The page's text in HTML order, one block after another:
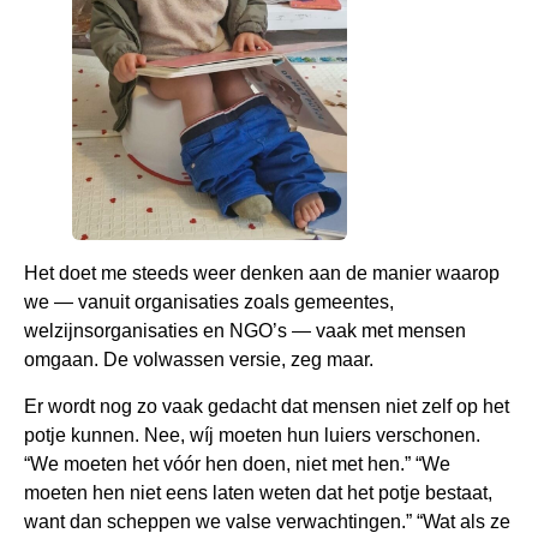
Het doet me steeds weer denken aan de manier waarop
we — vanuit organisaties zoals gemeentes,
welzijnsorganisaties en NGO’s — vaak met mensen
omgaan. De volwassen versie, zeg maar.
Er wordt nog zo vaak gedacht dat mensen niet zelf op het
potje kunnen. Nee, wíj moeten hun luiers verschonen.
“We moeten het vóór hen doen, niet met hen.” “We
moeten hen niet eens laten weten dat het potje bestaat,
want dan scheppen we valse verwachtingen.” “Wat als ze